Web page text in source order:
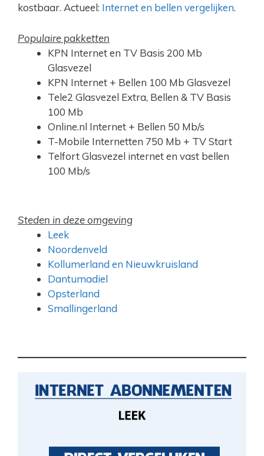
kostbaar. Actueel: Internet en bellen vergelijken.
Populaire pakketten
KPN Internet en TV Basis 200 Mb
Glasvezel
KPN Internet + Bellen 100 Mb Glasvezel
Tele2 Glasvezel Extra, Bellen & TV Basis
100 Mb
Online.nl Internet + Bellen 50 Mb/s
T-Mobile Internetten 750 Mb + TV Start
Telfort Glasvezel internet en vast bellen
100 Mb/s
Steden in deze omgeving
Leek
Noordenveld
Kollumerland en Nieuwkruisland
Dantumadiel
Opsterland
Smallingerland